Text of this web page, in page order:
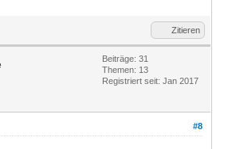
Zitieren
Beiträge: 31
Themen: 13
Registriert seit: Jan 2017
#8